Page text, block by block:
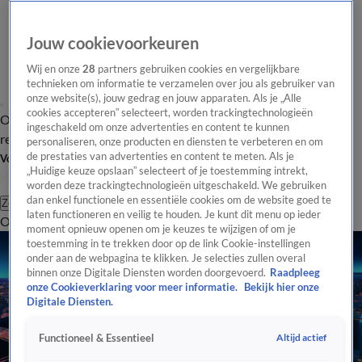
Overzicht Laatste nieuws Regionieuws Het beste van Hart
Tip de
redactie
Volg Hart van Nederland
Zoeken
OverzichtRegioUitzendingenWeerTip de redactiePanelVideo's
Jouw cookievoorkeuren
Wij en onze28 partners gebruiken cookies en vergelijkbare
technieken om informatie te verzamelen over jou als gebruiker van
onze website(s), jouw gedrag en jouw apparaten. Als je „Alle
cookies accepteren” selecteert, worden trackingtechnologieën
ingeschakeld om onze advertenties en content te kunnen
personaliseren, onze producten en diensten te verbeteren en om
de prestaties van advertenties en content te meten. Als je
„Huidige keuze opslaan” selecteert of je toestemming intrekt,
worden deze trackingtechnologieën uitgeschakeld. We gebruiken
dan enkel functionele en essentiële cookies om de website goed te
laten functioneren en veilig te houden. Je kunt dit menu op ieder
moment opnieuw openen om je keuzes te wijzigen of om je
toestemming in te trekken door op de link Cookie-instellingen
onder aan de webpagina te klikken. Je selecties zullen overal
binnen onze Digitale Diensten worden doorgevoerd. Raadpleeg
onze Cookieverklaring voor meer informatie.
Bekijk hier onze
Digitale Diensten.
Functioneel & Essentieel Altijd actief